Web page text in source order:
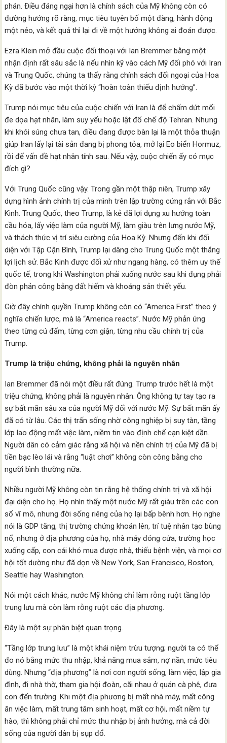
phán. Điều đáng ngại hơn là chính sách của Mỹ không còn có
đường hướng rõ ràng, mục tiêu tuyên bố một đàng, hành động
một nẻo, và kết quả thì lại đi về một hướng không ai đoán được.
Ezra Klein mở đầu cuộc đối thoại với Ian Bremmer bằng một
nhận định rất sâu sắc là nếu nhìn kỹ vào cách Mỹ đối phó với Iran
và Trung Quốc, chúng ta thấy rằng chính sách đối ngoại của Hoa
Kỳ đã bước vào một thời kỳ “hoàn toàn thiếu định hướng”.
Trump nói mục tiêu của cuộc chiến với Iran là để chấm dứt mối
đe dọa hạt nhân, làm suy yếu hoặc lật đổ chế độ Tehran. Nhưng
khi khói súng chưa tan, điều đang được bàn lại là một thỏa thuận
giúp Iran lấy lại tài sản đang bị phong tỏa, mở lại Eo biển Hormuz,
rồi để vấn đề hạt nhân tính sau. Nếu vậy, cuộc chiến ấy có mục
đích gì?
Với Trung Quốc cũng vậy. Trong gần một thập niên, Trump xây
dựng hình ảnh chính trị của mình trên lập trường cứng rắn với Bắc
Kinh. Trung Quốc, theo Trump, là kẻ đã lợi dụng xu hướng toàn
cầu hóa, lấy việc làm của người Mỹ, làm giàu trên lưng nước Mỹ,
và thách thức vị trí siêu cường của Hoa Kỳ. Nhưng đến khi đối
diện với Tập Cận Bình, Trump lại dâng cho Trung Quốc một thắng
lợi lịch sử. Bắc Kinh được đối xử như ngang hàng, có thêm uy thế
quốc tế, trong khi Washington phải xuống nước sau khi đụng phải
đòn phản công bằng đất hiếm và khoáng sản thiết yếu.
Giờ đây chính quyền Trump không còn có “America First” theo ý
nghĩa chiến lược, mà là “America reacts”. Nước Mỹ phản ứng
theo từng cú đấm, từng cơn giận, từng nhu cầu chính trị của
Trump.
Trump là triệu chứng, không phải là nguyên nhân
Ian Bremmer đã nói một điều rất đúng. Trump trước hết là một
triệu chứng, không phải là nguyên nhân. Ông không tự tay tạo ra
sự bất mãn sâu xa của người Mỹ đối với nước Mỹ. Sự bất mãn ấy
đã có từ lâu. Các thị trấn sống nhờ công nghiệp bị suy tàn, tầng
lớp lao động mất việc làm, niềm tin vào định chế cạn kiệt dần.
Người dân có cảm giác rằng xã hội và nền chính trị của Mỹ đã bị
tiền bạc lèo lái và rằng “luật chơi” không còn công bằng cho
người bình thường nữa.
Nhiều người Mỹ không còn tin rằng hệ thống chính trị và xã hội
đại diện cho họ. Họ nhìn thấy một nước Mỹ rất giàu trên các con
số vĩ mô, nhưng đời sống riêng của họ lại bấp bênh hơn. Họ nghe
nói là GDP tăng, thị trường chứng khoán lên, trí tuệ nhân tạo bùng
nổ, nhưng ở địa phương của họ, nhà máy đóng cửa, trường học
xuống cấp, con cái khó mua được nhà, thiếu bệnh viện, và mọi cơ
hội tốt dường như đã dọn về New York, San Francisco, Boston,
Seattle hay Washington.
Nói một cách khác, nước Mỹ không chỉ làm rỗng ruột tầng lớp
trung lưu mà còn làm rỗng ruột các địa phương.
Đây là một sự phân biệt quan trọng.
“Tầng lớp trung lưu” là một khái niệm trừu tượng; người ta có thể
đo nó bằng mức thu nhập, khả năng mua sắm, nợ nần, mức tiêu
dùng. Nhưng “địa phương” là nơi con người sống, làm việc, lập gia
đình, đi nhà thờ, tham gia hội đoàn, cãi nhau ở quán cà phê, đưa
con đến trường. Khi một địa phương bị mất nhà máy, mất công
ăn việc làm, mất trung tâm sinh hoạt, mất cơ hội, mất niềm tự
hào, thì không phải chỉ mức thu nhập bị ảnh hưởng, mà cả đời
sống của người dân bị sụp đổ.